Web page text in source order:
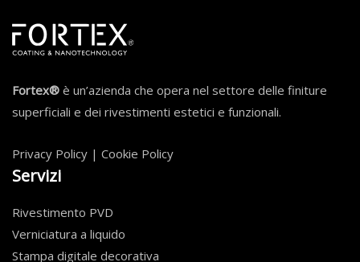
Fortex® è un’azienda che opera nel settore delle finiture
superficiali e dei rivestimenti estetici e funzionali.
Privacy Policy | Cookie Policy
Servizi
Rivestimento PVD
Verniciatura a liquido
Stampa digitale decorativa